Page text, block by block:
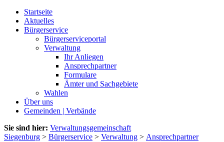
Startseite
Aktuelles
Bürgerservice
Bürgerserviceportal
Verwaltung
Ihr Anliegen
Ansprechpartner
Formulare
Ämter und Sachgebiete
Wahlen
Über uns
Gemeinden | Verbände
Sie sind hier: Verwaltungsgemeinschaft
Siegenburg > Bürgerservice > Verwaltung > Ansprechpartner